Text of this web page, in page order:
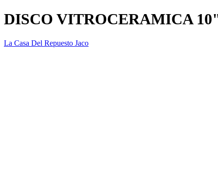
DISCO VITROCERAMICA
La Casa Del Repuesto Jaco